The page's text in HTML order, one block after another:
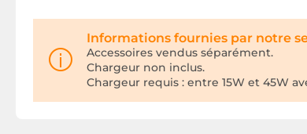
Informations fournies par notre
Accessoires vendus séparément.
Chargeur non inclus.
Chargeur requis : entre 15W et 45W